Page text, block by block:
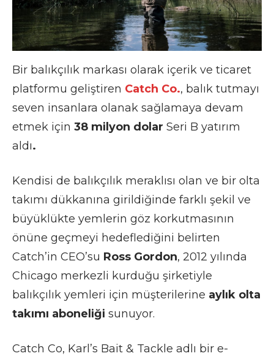
Bir balıkçılık markası olarak içerik ve ticaret
platformu geliştiren Catch Co., balık tutmayı
seven insanlara olanak sağlamaya devam
etmek için 38 milyon dolar Seri B yatırım
aldı.
Kendisi de balıkçılık meraklısı olan ve bir olta
takımı dükkanına girildiğinde farklı şekil ve
büyüklükte yemlerin göz korkutmasının
önüne geçmeyi hedeflediğini belirten
Catch’in CEO’su Ross Gordon, 2012 yılında
Chicago merkezli kurduğu şirketiyle
balıkçılık yemleri için müşterilerine aylık olta
takımı aboneliği sunuyor.
Catch Co, Karl’s Bait & Tackle adlı bir e-